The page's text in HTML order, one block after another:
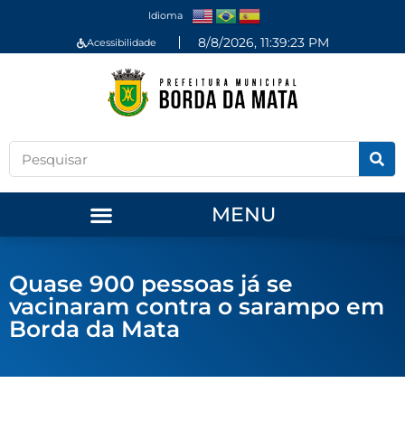
Idioma
Acessibilidade 8/8/2026, 11:39:24 PM
MENU
Quase 900 pessoas já se
vacinaram contra o sarampo em
Borda da Mata